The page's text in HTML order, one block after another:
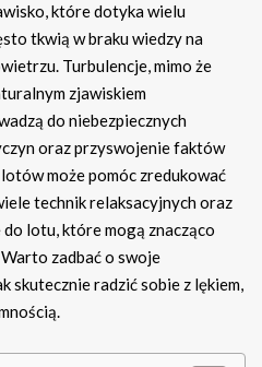
które dotyka wielu
tkwią w braku wiedzy na
Turbulencje, mimo że
zjawiskiem
do niebezpiecznych
oraz przyswojenie faktów
może pomóc zredukować
technik relaksacyjnych oraz
lotu, które mogą znacząco
zadbać o swoje
skutecznie radzić sobie z lękiem,